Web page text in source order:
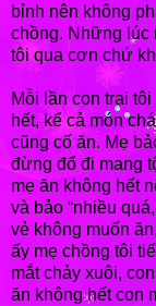
bỉnh nên không
chồng. Những lúc
tôi qua cơn chứ
Mỗi lần con trai
hết, kể cả món
cũng cố ăn. Mẹ
đừng đổ đi mang
mẹ ăn không hết
và bảo “nhiều
vẻ không muốn
ấy mẹ chồng tôi
mắt chảy xuôi,
ăn không hết con